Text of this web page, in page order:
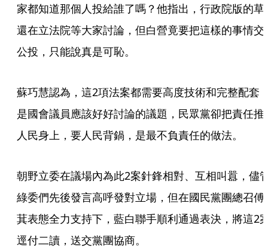
家都知道那個人投給誰了嗎？他指出，行政院版的草
還在立法院等大家討論，但白營竟要把這樣的事情交
公投，只能說真是可恥。
蘇巧慧認為，這2項法案都需要高度技術和完整配套
是國會議員應該好好討論的議題，民眾黨卻把責任推
人民身上，要人民背鍋，是最不負責任的做法。
朝野立委在議場內為此2案針鋒相對、互相叫囂，儘
綠委們先後發言高呼發對立場，但在國民黨團總召傅
萁表態全力支持下，藍白聯手順利通過表決，將這2
逕付二讀，送交黨團協商。